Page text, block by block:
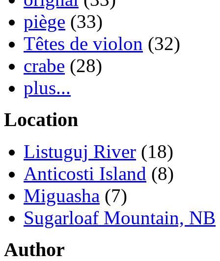
piège (33)
Têtes de violon (32)
crabe (28)
plus...
Location
Listuguj River (18)
Anticosti Island (8)
Miguasha (7)
Sugarloaf Mountain, NB
Author